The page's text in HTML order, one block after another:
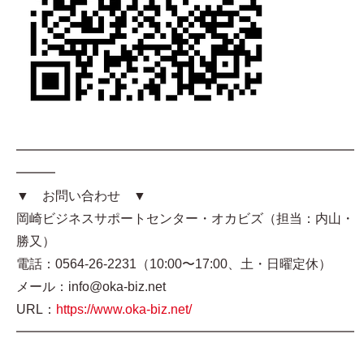
━━━━━━━━━━━━━━━━━━━━━━━━━━
━━━
▼ お問い合わせ ▼
岡崎ビジネスサポートセンター・オカビズ（担当：内山・
勝又）
電話：0564-26-2231（10:00〜17:00、土・日曜定休）
メール：info@oka-biz.net
URL： https://www.oka-biz.net/
━━━━━━━━━━━━━━━━━━━━━━━━━━